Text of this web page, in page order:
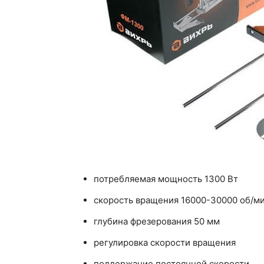
потребляемая мощность 1300 Вт
скорость вращения 16000-30000 об/
глубина фрезерования 50 мм
регулировка скорости вращения